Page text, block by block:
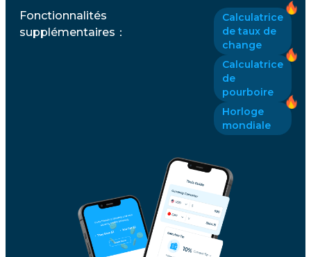
Fonctionnalités
supplémentaires ：
Calculatrice
de taux de
change
Calculatrice
de
pourboire
Horloge
mondiale